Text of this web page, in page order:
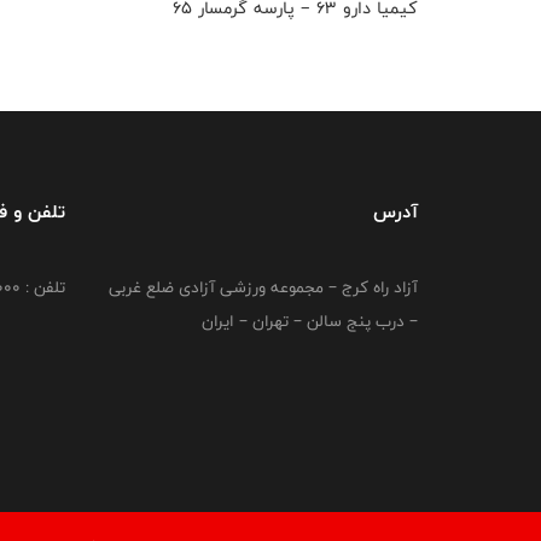
کیمیا دارو ۶۳ – پارسه گرمسار ۶۵
آدرس
آزاد راه کرج – مجموعه ورزشی آزادی ضلع غربی
– درب پنج سالن – تهران – ایران
تلفن
تلفن : 02149764000